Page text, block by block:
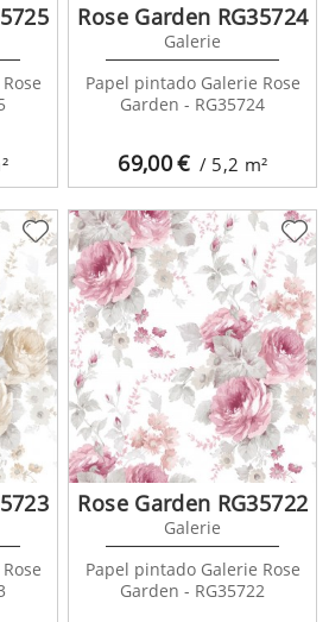
69,00€ / 5,2 m²
Rose Garden RG35724
Galerie
Papel pintado Galerie Rose
Garden - RG35724
Rose Garden RG35722
Galerie
Papel pintado Galerie Rose
Garden - RG35722